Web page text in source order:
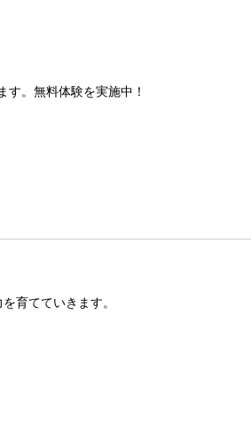
。無料体験を実施中！
育てていきます。